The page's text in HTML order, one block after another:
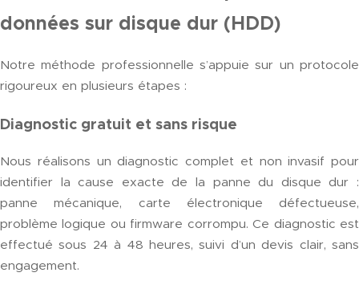
données sur disque dur (HDD)
Notre méthode professionnelle s’appuie sur un protocole
rigoureux en plusieurs étapes :
Diagnostic gratuit et sans risque
Nous réalisons un diagnostic complet et non invasif pour
identifier la cause exacte de la panne du disque dur :
panne mécanique, carte électronique défectueuse,
problème logique ou firmware corrompu. Ce diagnostic est
effectué sous 24 à 48 heures, suivi d’un devis clair, sans
engagement.